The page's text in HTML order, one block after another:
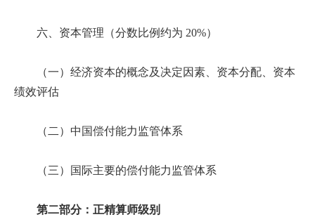
六、资本管理（分数比例约为 20%）
（一）经济资本的概念及决定因素、资本分配、资本
绩效评估
（二）中国偿付能力监管体系
（三）国际主要的偿付能力监管体系
第二部分：正精算师级别